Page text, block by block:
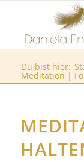
Du bist hier:
Meditation |